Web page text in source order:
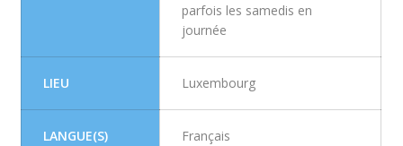
parfois les samedis en
journée
LIEU Luxembourg
LANGUE(S) Français